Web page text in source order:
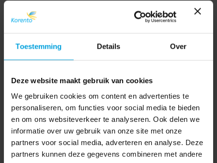
Toestemming Details Over
Deze website maakt gebruik van cookies
We gebruiken cookies om content en advertenties te
personaliseren, om functies voor social media te bieden
en om ons websiteverkeer te analyseren. Ook delen we
informatie over uw gebruik van onze site met onze
partners voor social media, adverteren en analyse. Deze
partners kunnen deze gegevens combineren met andere
en weet prioriteiten te stellen. Ook in drukkere periodes
houd jij het hoofd koel.
Minimaal 2 jaar ervaring in een administratieve functie;
Ervaring met salarisadministratie is een pré;
Basisbeheersing van MS Office (Excel en Word);
Affiniteit met ICT;
Bereidheid om een opleiding te volgen zoals BKL
(Basiskennis Loonadministratie).